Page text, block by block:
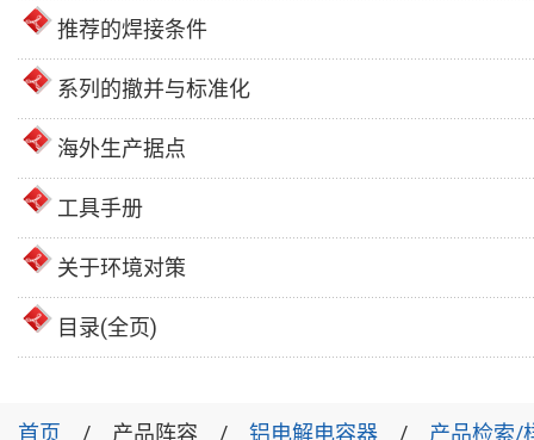
推荐的焊接条件
系列的撤并与标准化
海外生产据点
工具手册
关于环境对策
目录(全页)
首页 产品阵容 铝电解电容器 产品检索/